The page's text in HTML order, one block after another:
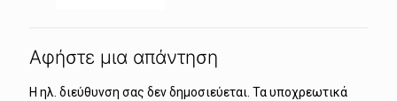
Αφήστε μια απάντηση
Η ηλ. διεύθυνση σας δεν δημοσιεύεται. Τα υποχρεωτικά